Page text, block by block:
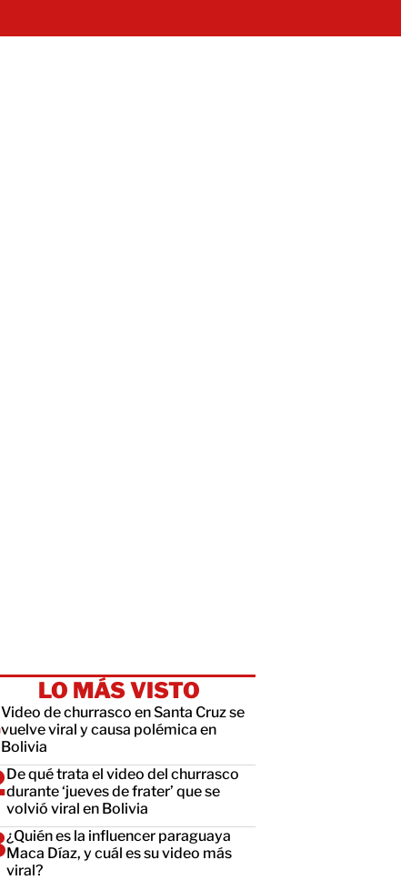
LO MÁS VISTO
Video de churrasco en Santa Cruz se
vuelve viral y causa polémica en
Bolivia
De qué trata el video del churrasco
durante ‘jueves de frater’ que se
volvió viral en Bolivia
¿Quién es la influencer paraguaya
Maca Díaz, y cuál es su video más
viral?